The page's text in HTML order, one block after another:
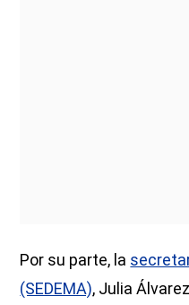
Por su parte, la
(SEDEMA), Julia